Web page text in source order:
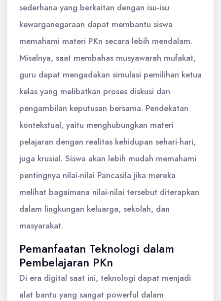
sederhana yang berkaitan dengan isu-isu
kewarganegaraan dapat membantu siswa
memahami materi PKn secara lebih mendalam.
Misalnya, saat membahas musyawarah mufakat,
guru dapat mengadakan simulasi pemilihan ketua
kelas yang melibatkan proses diskusi dan
pengambilan keputusan bersama. Pendekatan
kontekstual, yaitu menghubungkan materi
pelajaran dengan realitas kehidupan sehari-hari,
juga krusial. Siswa akan lebih mudah memahami
pentingnya nilai-nilai Pancasila jika mereka
melihat bagaimana nilai-nilai tersebut diterapkan
dalam lingkungan keluarga, sekolah, dan
masyarakat.
Pemanfaatan Teknologi dalam
Pembelajaran PKn
Di era digital saat ini, teknologi dapat menjadi
alat bantu yang sangat powerful dalam